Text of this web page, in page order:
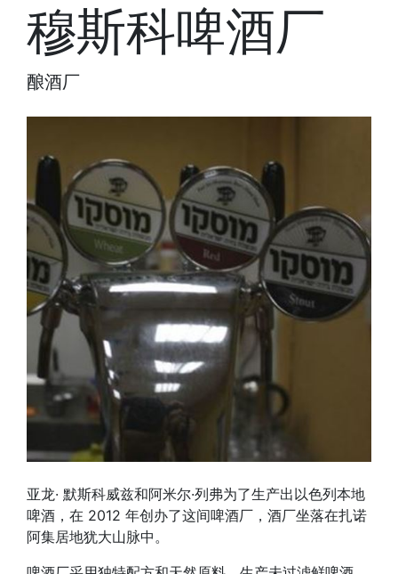
穆斯科啤酒厂
酿酒厂
亚龙· 默斯科威兹和阿米尔·列弗为了生产出以色列本地
啤酒，在 2012 年创办了这间啤酒厂，酒厂坐落在扎诺
阿集居地犹大山脉中。